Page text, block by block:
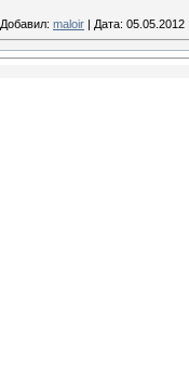
Добавил: maloir | Дата: 05.05.2012